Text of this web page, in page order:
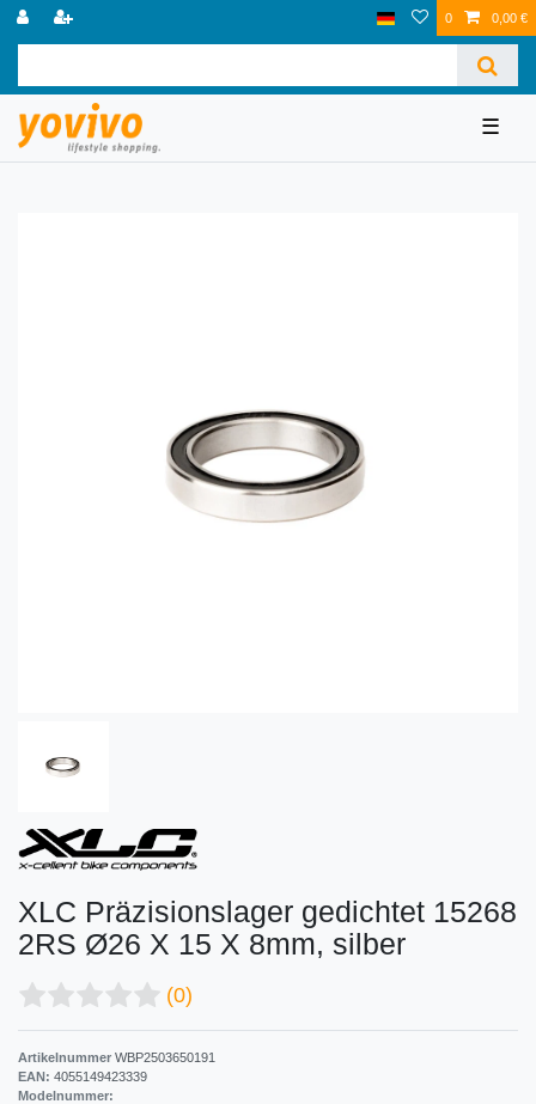
0 0,00 €
☰
XLC Präzisionslager gedichtet 15268
2RS Ø26 X 15 X 8mm, silber
(0)
Artikelnummer WBP2503650191
EAN: 4055149423339
Modelnummer: